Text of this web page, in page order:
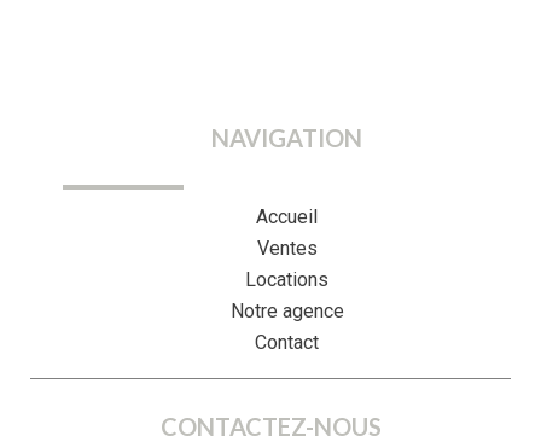
NAVIGATION
Accueil
Ventes
Locations
Notre agence
Contact
CONTACTEZ-NOUS